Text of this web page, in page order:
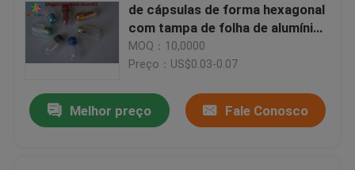
Sobre nós
Contacte-nos
Notícias
de cápsulas de forma hexagonal
com tampa de folha de alumínio
para embalagem de cápsulas
simples/ embalagem de cápsulas
MOQ：10,0000
Preço：US$0.03-0.07
Melhor preço Fale Conosco